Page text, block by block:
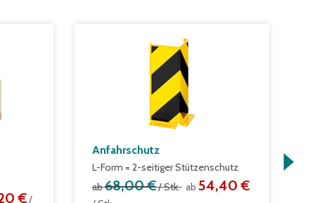
€/
Anfahrschutz
L-Form = 2-seitiger Stützenschutz
ab68,00 €/ Stk. ab 54,40 €